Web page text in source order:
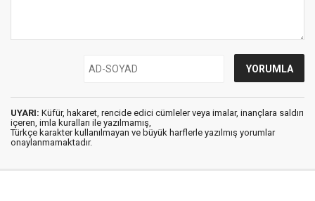
UYARI: Küfür, hakaret, rencide edici cümleler veya imalar, inançlara saldırı
içeren, imla kuralları ile yazılmamış,
Türkçe karakter kullanılmayan ve büyük harflerle yazılmış yorumlar
onaylanmamaktadır.